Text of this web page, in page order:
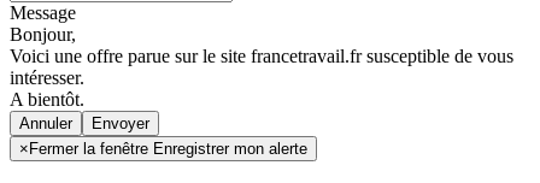
Message
Bonjour,
Voici une offre parue sur le site francetravail.fr susceptible de vous
intéresser.
A bientôt.
Annuler
× Fermer la fenêtre Enregistrer mon alerte